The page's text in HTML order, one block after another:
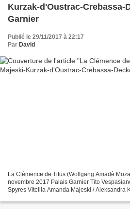
Kurzak-d'Oustrac-Crebassa-
Garnier
Publié le 29/11/2017 à 22:17
Par David
La Clémence de Titus (Wolfgang Amadè
novembre 2017 Palais Garnier Tito
Spyres Vitellia Amanda Majeski / Aleksandra